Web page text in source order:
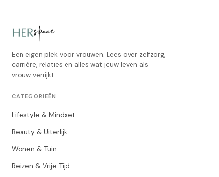
Een eigen plek voor vrouwen. Lees over zelfzorg,
carrière, relaties en alles wat jouw leven als
vrouw verrijkt.
CATEGORIEËN
Lifestyle & Mindset
Beauty & Uiterlijk
Wonen & Tuin
Reizen & Vrije Tijd